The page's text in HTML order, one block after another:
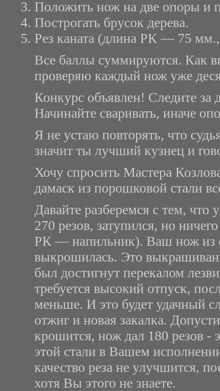
Положить нож на две опоры и
Построгать брусок дерева.
Рез каната (длина РК — 75 мм.,
Все баллы суммируются. Как
проверяю каждый нож уже
Конкурс объявлен! Следите
Начинайте сваривать, иначе
Я не устаю повторять, что
значит ты лучший кузнец и
Хочу спросить Мастера
дамаск из порошковой стали
Давайте разберемся с тем,
270 резов, затупился, но
РК — напильник). Ваш нож из
выкрошилась. Это
был достигнут перекалом
требуется высокий отпуск,
меньше. И это будет удачный
отжиг и новая закалка.
крошится, нож дал 180 резов -
этой стали в Вашем
качество реза не улучшится,
хотя Вы этого не знаете.